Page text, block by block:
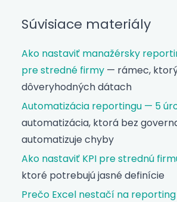
Súvisiace materiály
Ako nastaviť manažérsky
pre stredné firmy — rámec,
dôveryhodných dátach
Automatizácia reportingu — 5
automatizácia, ktorá bez
automatizuje chyby
Ako nastaviť KPI pre strednú
ktoré potrebujú jasné definície
Prečo Excel nestačí na